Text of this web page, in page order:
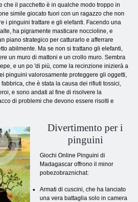
che il pacchetto è in qualche modo troppo in
simile giocato fuori con un ragazzo che non
i pinguini trattare e gli elefanti. Facendo una
ha pigramente masticare noccioline, e
piano strategico per catturarlo e afferrare
abilmente. Ma se non si trattano gli elefanti,
un muro di mattoni e un crollo muro. Sembra
e un po 'di più, come la recinzione inizierà a
pinguini valorosamente proteggere gli oggetti,
che è stata la causa dei rifiuti tossici,
e sono andati al fine di risolvere la
di problemi che devono essere risolti e
Divertimento per i
pinguini
Giochi Online Pinguini di
Madagascar offrono il minor
pobezobraznichat:
Armati di cuscini, che ha lanciato
una vera battaglia solo in camera